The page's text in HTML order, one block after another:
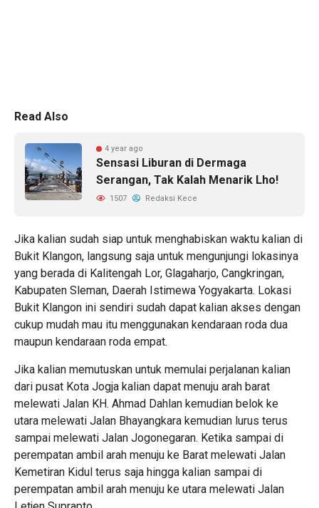
Read Also
4 year ago
Sensasi Liburan di Dermaga
Serangan, Tak Kalah Menarik Lho!
1507 Redaksi Kece
Jika kalian sudah siap untuk menghabiskan waktu kalian di
Bukit Klangon, langsung saja untuk mengunjungi lokasinya
yang berada di Kalitengah Lor, Glagaharjo, Cangkringan,
Kabupaten Sleman, Daerah Istimewa Yogyakarta. Lokasi
Bukit Klangon ini sendiri sudah dapat kalian akses dengan
cukup mudah mau itu menggunakan kendaraan roda dua
maupun kendaraan roda empat.
Jika kalian memutuskan untuk memulai perjalanan kalian
dari pusat Kota Jogja kalian dapat menuju arah barat
melewati Jalan KH. Ahmad Dahlan kemudian belok ke
utara melewati Jalan Bhayangkara kemudian lurus terus
sampai melewati Jalan Jogonegaran. Ketika sampai di
perempatan ambil arah menuju ke Barat melewati Jalan
Kemetiran Kidul terus saja hingga kalian sampai di
perempatan ambil arah menuju ke utara melewati Jalan